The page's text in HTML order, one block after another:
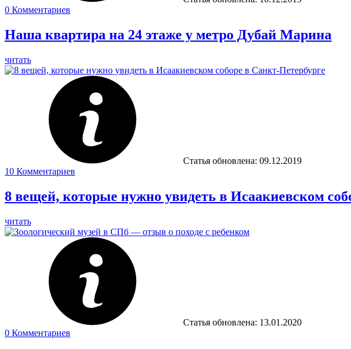
0 Комментариев
Наша квартира на 24 этаже у метро Дубай Марина
читать
Статья обновлена: 09.12.2019
10 Комментариев
8 вещей, которые нужно увидеть в Исаакиевском
читать
Статья обновлена: 13.01.2020
0 Комментариев